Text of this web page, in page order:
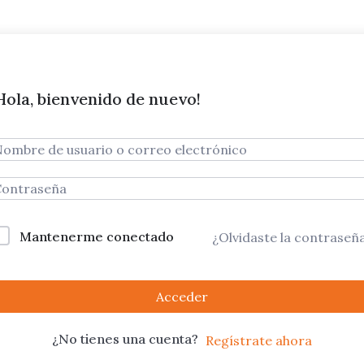
bienvenido de nuevo!
Mantenerme conectado ¿Olvidaste la
Acceder
¿No tienes una cuenta? Regístrate ahora